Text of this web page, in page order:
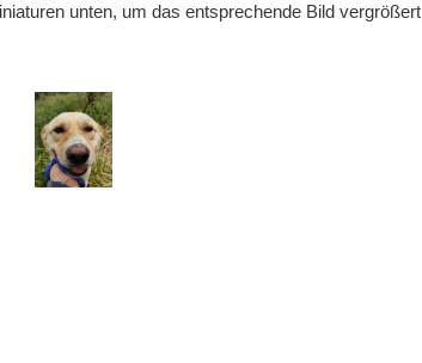
unten, um das entsprechende Bild vergrößert